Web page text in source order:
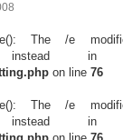
The /e
instead
on line 76
The /e
instead